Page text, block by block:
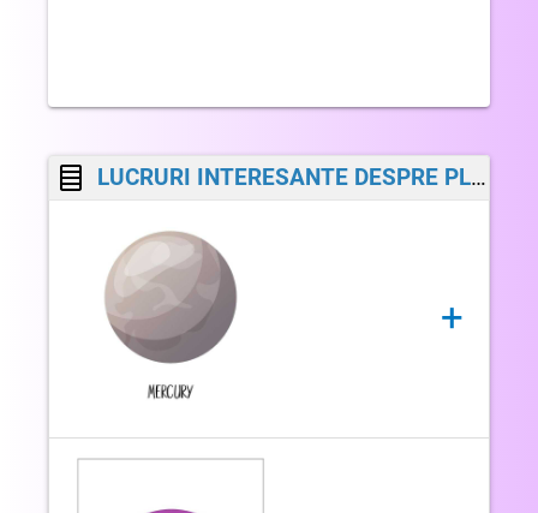
LUCRURI INTERESANTE DESPRE PLANETELE TELURICE
+
MERCUReste prima planetă de la Soare și